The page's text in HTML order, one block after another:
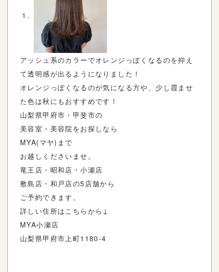
アッシュ系のカラーでオレンジっぽくなるのを抑え
て透明感が出るようになりました！
オレンジっぽくなるのが気になる方や、少し霞ませ
た色は秋にもおすすめです！
山梨県甲府市・甲斐市の
美容室・美容院をお探しなら
MYA( マヤ) まで
お越しくださいませ。
竜王店・昭和店・小瀬店
敷島店・和戸店の5店舗から
ご予約できます。
詳しい住所はこちらから ↓
MYA小瀬店
山梨県甲府市上町1180-4